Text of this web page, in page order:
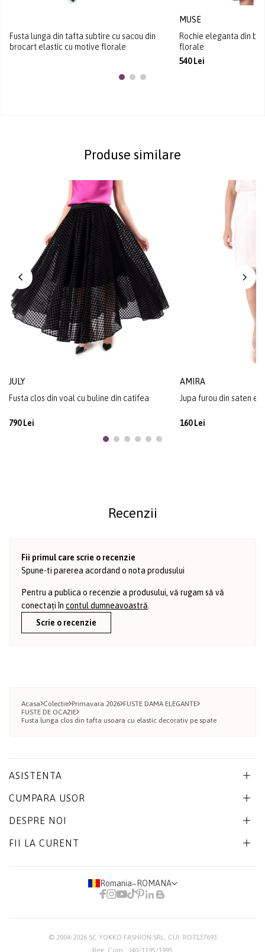
Fusta lunga din tafta subtire cu sacou din
brocart elastic cu motive florale
MUSE
Rochie eleganta din
florale
540 Lei
Produse similare
JULY
Fusta clos din voal cu buline din catifea
790 Lei
AMIRA
Jupa furou din saten
160 Lei
Recenzii
Fii primul care scrie o recenzie
Spune-ti parerea acordand o nota produsului
Pentru a publica o recenzie a produsului, vă rugam să vă
conectați în contul dumneavoastră
Scrie o recenzie
Acasa Colectie Primavara 2026 FUSTE DAMA ELEGANTE
FUSTE DE OCAZIE
Fusta lunga clos din tafta usoara cu elastic decorativ pe spate
ASISTENTA
CUMPARA USOR
DESPRE NOI
FII LA CURENT
Romania− ROMANA
© 2004-2026 SC YOKKO FASHION SRL, CUI: RO7137693
Reg. Com.: J40/1195/1995